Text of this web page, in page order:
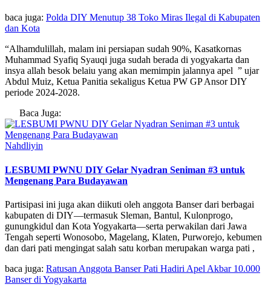
baca juga: Polda DIY Menutup 38 Toko Miras Ilegal di Kabupaten
dan Kota
“Alhamdulillah, malam ini persiapan sudah 90%, Kasatkornas
Muhammad Syafiq Syauqi juga sudah berada di yogyakarta dan
insya allah besok belaiu yang akan memimpin jalannya apel ” ujar
Abdul Muiz, Ketua Panitia sekaligus Ketua PW GP Ansor DIY
periode 2024-2028.
Baca Juga:
Nahdliyin
LESBUMI PWNU DIY Gelar Nyadran Seniman #3 untuk
Mengenang Para Budayawan
Partisipasi ini juga akan diikuti oleh anggota Banser dari berbagai
kabupaten di DIY—termasuk Sleman, Bantul, Kulonprogo,
gunungkidul dan Kota Yogyakarta—serta perwakilan dari Jawa
Tengah seperti Wonosobo, Magelang, Klaten, Purworejo, kebumen
dan dari pati mengingat salah satu korban merupakan warga pati ,
baca juga: Ratusan Anggota Banser Pati Hadiri Apel Akbar 10.000
Banser di Yogyakarta